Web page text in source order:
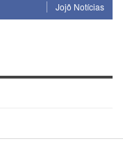
Jojô Notícias